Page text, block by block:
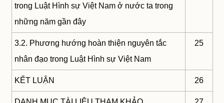
trong Luật Hình sự Việt Nam ở nước ta trong
những năm gần đây
3.2. Phương hướng hoàn thiện nguyên tắc
nhân đạo trong Luật Hình sự Việt Nam
25
KẾT LUẬN 26